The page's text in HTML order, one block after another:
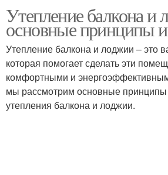
Утепление балкона и
основные принципы
Утепление балкона и лоджии – это
которая помогает сделать эти
комфортными и
мы рассмотрим основные
утепления балкона и лоджии.